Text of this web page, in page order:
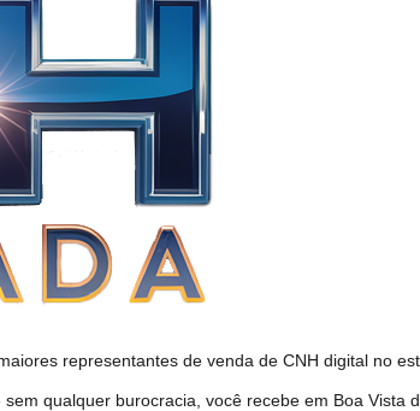
representantes de venda de CNH digital no
qualquer burocracia, você recebe em Boa Vista